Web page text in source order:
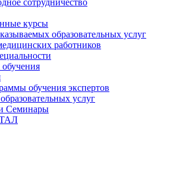
сотрудничество
курсы
образовательных услуг
работников
обучения экспертов
услуг
Семинары